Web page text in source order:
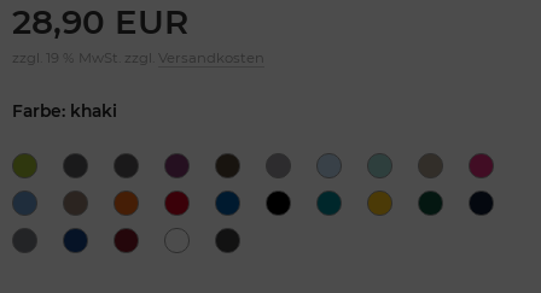
28,90 EUR
zzgl. 19 % MwSt. zzgl. Versandkosten
Farbe: khaki